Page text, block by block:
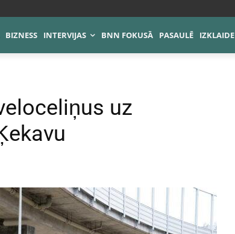
BIZNESS INTERVIJAS BNN FOKUSĀ PASAULĒ IZKLAIDE
uz